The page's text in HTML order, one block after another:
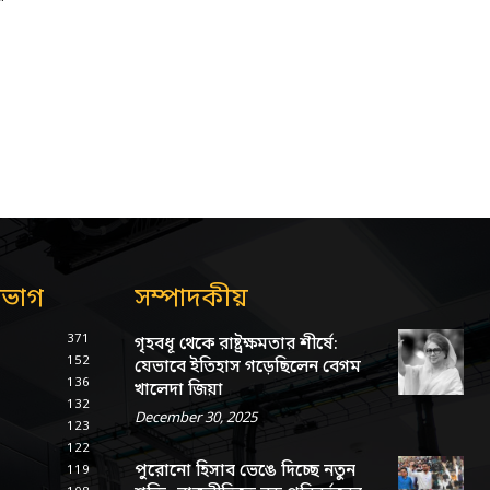
371
152
136
132
123
122
119
সম্পাদকীয়
গৃহবধূ থেকে রাষ্ট্রক্ষমতার শীর্ষে:
যেভাবে ইতিহাস গড়েছিলেন বেগম
খালেদা জিয়া
December 30, 2025
পুরোনো হিসাব ভেঙে দিচ্ছে নতুন